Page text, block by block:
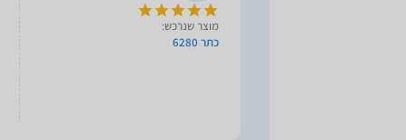
מוצר שנרכש:
כתר 6280